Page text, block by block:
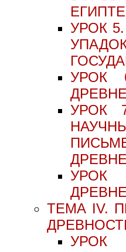
ЕГИПТЕ
УРОК
УРОК
УРОК
УРОК
ТЕМА IV.